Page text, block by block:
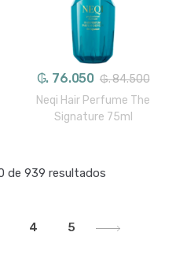
₲. 76.050 ₲. 84.500
Neqi Hair Perfume The
Signature 75ml
de 939 resultados
4 5